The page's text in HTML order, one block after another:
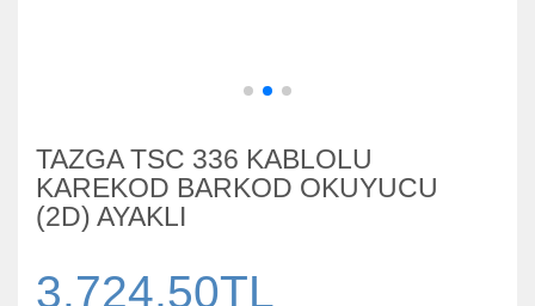
TAZGA TSC 336 KABLOLU
KAREKOD BARKOD OKUYUCU
(2D) AYAKLI
3.724,50TL